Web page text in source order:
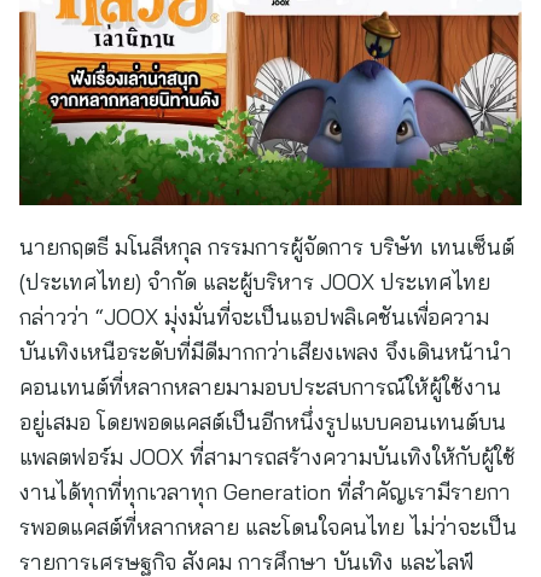
นายกฤตธี มโนลีหกุล กรรมการผู้จัดการ บริษัท เทนเซ็นต์
(ประเทศไทย) จำกัด และผู้บริหาร JOOX ประเทศไทย
กล่าวว่า “JOOX มุ่งมั่นที่จะเป็นแอปพลิเคชันเพื่อความ
บันเทิงเหนือระดับที่มีดีมากกว่าเสียงเพลง จึงเดินหน้านำ
คอนเทนต์ที่หลากหลายมามอบประสบการณ์ให้ผู้ใช้งาน
อยู่เสมอ โดยพอดแคสต์เป็นอีกหนึ่งรูปแบบคอนเทนต์บน
แพลตฟอร์ม JOOX ที่สามารถสร้างความบันเทิงให้กับผู้ใช้
งานได้ทุกที่ทุกเวลาทุก Generation ที่สำคัญเรามีรายกา
รพอดแคสต์ที่หลากหลาย และโดนใจคนไทย ไม่ว่าจะเป็น
รายการเศรษฐกิจ สังคม การศึกษา บันเทิง และไลฟ์